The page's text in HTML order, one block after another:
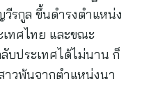
รกูล ขึ้นดำรงตำแหน่ง
ทศไทย และขณะ
บประเทศได้ไม่นาน ก็
าวพ้นจากตำแหน่งนา